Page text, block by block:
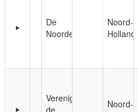
De
Noorderhoeve
Noord-
Holland
Vereniging
de
Noord-